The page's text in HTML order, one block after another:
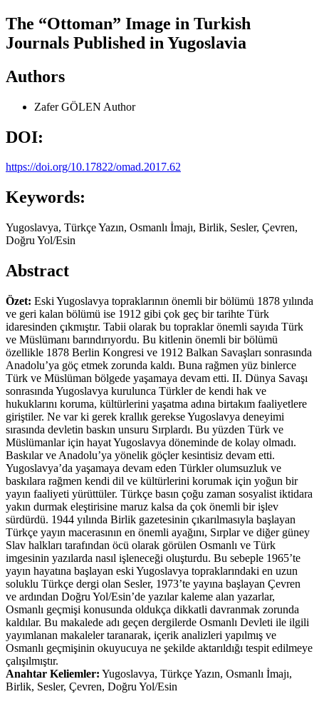
The “Ottoman” Image in Turkish
Journals Published in Yugoslavia
Authors
Zafer GÖLEN Author
DOI:
https://doi.org/10.17822/omad.2017.62
Keywords:
Yugoslavya, Türkçe Yazın, Osmanlı İmajı, Birlik, Sesler, Çevren,
Doğru Yol/Esin
Abstract
Özet: Eski Yugoslavya topraklarının önemli bir bölümü 1878 yılında
ve geri kalan bölümü ise 1912 gibi çok geç bir tarihte Türk
idaresinden çıkmıştır. Tabii olarak bu topraklar önemli sayıda Türk
ve Müslümanı barındırıyordu. Bu kitlenin önemli bir bölümü
özellikle 1878 Berlin Kongresi ve 1912 Balkan Savaşları sonrasında
Anadolu’ya göç etmek zorunda kaldı. Buna rağmen yüz binlerce
Türk ve Müslüman bölgede yaşamaya devam etti. II. Dünya Savaşı
sonrasında Yugoslavya kurulunca Türkler de kendi hak ve
hukuklarını koruma, kültürlerini yaşatma adına birtakım faaliyetlere
giriştiler. Ne var ki gerek krallık gerekse Yugoslavya deneyimi
sırasında devletin baskın unsuru Sırplardı. Bu yüzden Türk ve
Müslümanlar için hayat Yugoslavya döneminde de kolay olmadı.
Baskılar ve Anadolu’ya yönelik göçler kesintisiz devam etti.
Yugoslavya’da yaşamaya devam eden Türkler olumsuzluk ve
baskılara rağmen kendi dil ve kültürlerini korumak için yoğun bir
yayın faaliyeti yürüttüler. Türkçe basın çoğu zaman sosyalist iktidara
yakın durmak eleştirisine maruz kalsa da çok önemli bir işlev
sürdürdü. 1944 yılında Birlik gazetesinin çıkarılmasıyla başlayan
Türkçe yayın macerasının en önemli ayağını, Sırplar ve diğer güney
Slav halkları tarafından öcü olarak görülen Osmanlı ve Türk
imgesinin yazılarda nasıl işleneceği oluşturdu. Bu sebeple 1965’te
yayın hayatına başlayan eski Yugoslavya topraklarındaki en uzun
soluklu Türkçe dergi olan Sesler, 1973’te yayına başlayan Çevren
ve ardından Doğru Yol/Esin’de yazılar kaleme alan yazarlar,
Osmanlı geçmişi konusunda oldukça dikkatli davranmak zorunda
kaldılar. Bu makalede adı geçen dergilerde Osmanlı Devleti ile ilgili
yayımlanan makaleler taranarak, içerik analizleri yapılmış ve
Osmanlı geçmişinin okuyucuya ne şekilde aktarıldığı tespit edilmeye
çalışılmıştır.
Anahtar Keliemler: Yugoslavya, Türkçe Yazın, Osmanlı İmajı,
Birlik, Sesler, Çevren, Doğru Yol/Esin